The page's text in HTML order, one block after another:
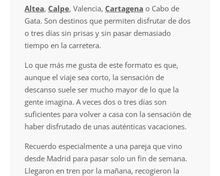
Altea, Calpe, Valencia, Cartagena o Cabo de
Gata. Son destinos que permiten disfrutar de dos
o tres días sin prisas y sin pasar demasiado
tiempo en la carretera.
Lo que más me gusta de este formato es que,
aunque el viaje sea corto, la sensación de
descanso suele ser mucho mayor de lo que la
gente imagina. A veces dos o tres días son
suficientes para volver a casa con la sensación de
haber disfrutado de unas auténticas vacaciones.
Recuerdo especialmente a una pareja que vino
desde Madrid para pasar solo un fin de semana.
Llegaron en tren por la mañana, recogieron la